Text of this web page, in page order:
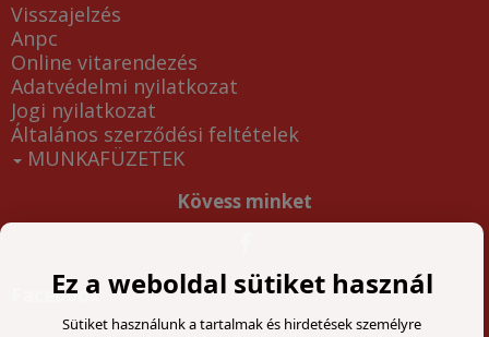
Visszajelzés
Anpc
Online vitarendezés
Adatvédelmi nyilatkozat
Jogi nyilatkozat
Általános szerződési feltételek
MUNKAFÜZETEK
Kövess minket
Facebook
Ez a weboldal sütiket használ
Sütiket használunk a tartalmak és hirdetések személyre